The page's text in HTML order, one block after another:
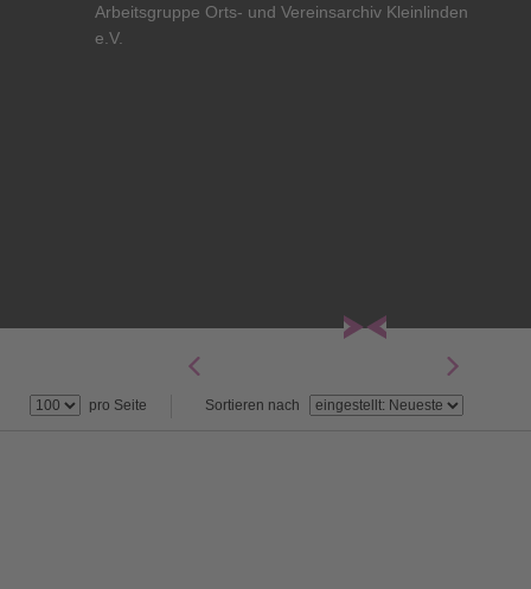
Arbeitsgruppe Orts- und Vereinsarchiv Kleinlinden
e.V.
pro Seite Sortieren nach